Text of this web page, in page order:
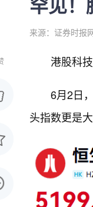
来源：证券时报
港股科
6月2日
头指数更是